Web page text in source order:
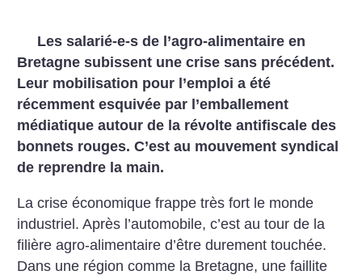
Les salarié-e-s de l’agro-alimentaire en
Bretagne subissent une crise sans précédent.
Leur mobilisation pour l’emploi a été
récemment esquivée par l’emballement
médiatique autour de la révolte antifiscale des
bonnets rouges. C’est au mouvement syndical
de reprendre la main.
La crise économique frappe très fort le monde
industriel. Après l’automobile, c’est au tour de la
filière agro-alimentaire d’être durement touchée.
Dans une région comme la Bretagne, une faillite